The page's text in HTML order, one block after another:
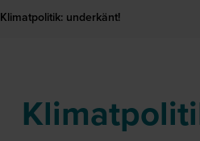
Klimatpolitik: underkänt!